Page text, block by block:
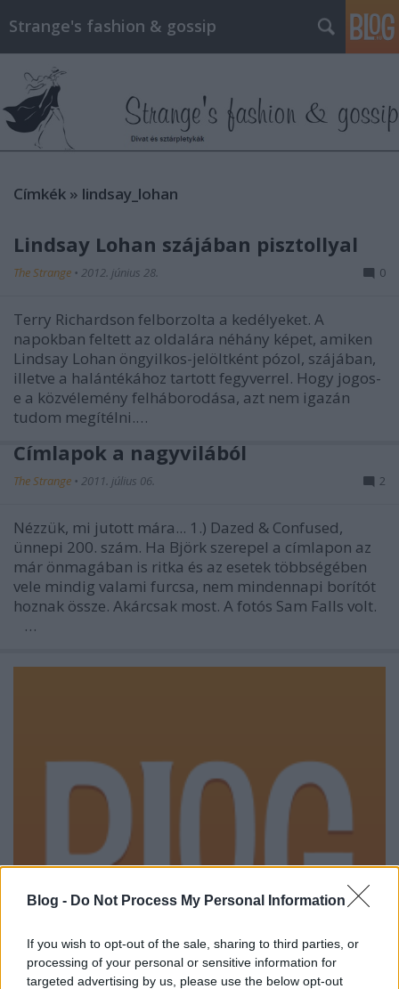
Blog - Do Not Process My Personal Information
If you wish to opt-out of the sale, sharing to third parties, or
processing of your personal or sensitive information for
targeted advertising by us, please use the below opt-out
Strange's fashion & gossip
Címkék » lindsay_lohan
Lindsay Lohan szájában pisztollyal
The Strange • 2012. június 28. 0
Terry Richardson felborzolta a kedélyeket. A
napokban feltett az oldalára néhány képet, amiken
Lindsay Lohan öngyilkos-jelöltként pózol, szájában,
illetve a halántékához tartott fegyverrel. Hogy jogos-
e a közvélemény felháborodása, azt nem igazán
tudom megítélni.…
Címlapok a nagyvilából
The Strange • 2011. július 06. 2
Nézzük, mi jutott mára... 1.) Dazed & Confused,
ünnepi 200. szám. Ha Björk szerepel a címlapon az
már önmagában is ritka és az esetek többségében
vele mindig valami furcsa, nem mindennapi borítót
hoznak össze. Akárcsak most. A fotós Sam Falls volt.
…